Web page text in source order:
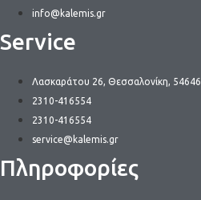
info@kalemis.gr
Service
Λασκαράτου 26, Θεσσαλονίκη, 54646
2310-416554
2310-416554
service@kalemis.gr
Πληροφορίες